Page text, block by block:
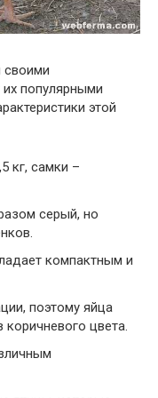
своими
популярными
этой
кг, самки –
серый, но
компактным и
поэтому яйца
коричневого цвета.